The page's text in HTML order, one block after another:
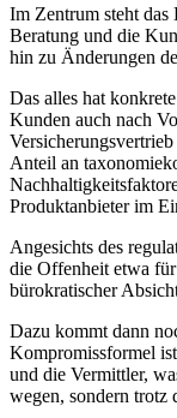
Im Zentrum steht das
Beratung und die
hin zu Änderungen
Das alles hat
Kunden auch nach
Anteil an
Produktanbieter im
Angesichts des
die Offenheit etwa für
bürokratischer
Dazu kommt dann
Kompromissformel
und die Vermittler,
wegen, sondern trotz